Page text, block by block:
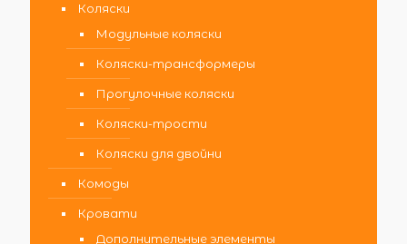
Коляски
Модульные коляски
Коляски-трансформеры
Прогулочные коляски
Коляски-трости
Коляски для двойни
Комоды
Кровати
Дополнительные элементы